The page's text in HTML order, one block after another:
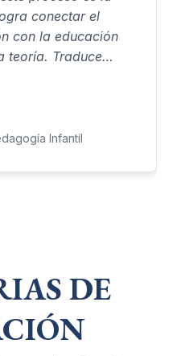
conectar el
con la educación
teoría. Traduce
en algo que como
pasar de entender
educativas
Infantil
DE